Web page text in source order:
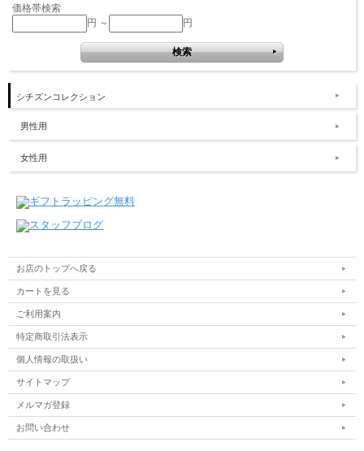
価格帯検索
円 ～
円
シチズンコレクション
男性用
女性用
お店のトップへ戻る
カートを見る
ご利用案内
特定商取引法表示
個人情報の取扱い
サイトマップ
メルマガ登録
お問い合わせ